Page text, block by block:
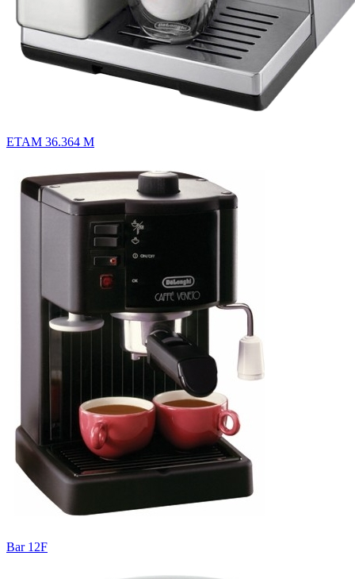
ETAM 36.364 M
Bar 12F